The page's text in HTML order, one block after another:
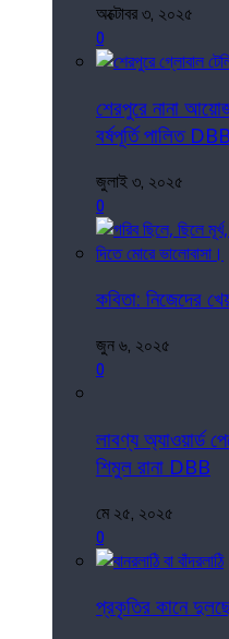
অক্টোবর ৩, ২০২৫
0
শেরপুরে নানা
বর্ষপূর্তি পালিত DBB
জুলাই ৩, ২০২৫
0
কবিতা: নিজেদের
জুন ৬, ২০২৫
0
লাবণ্য অ্যাওয়ার্ড
শিমুল রানা DBB
মে ২৫, ২০২৫
0
প্রকৃতির কানে